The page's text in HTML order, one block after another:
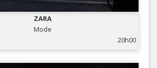
ZARA
Mode
20h00